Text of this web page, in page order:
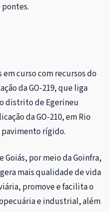
em curso com recursos do
da GO-219, que liga
distrito de Egerineu
da GO-210, em Rio
pavimento rígido.
por meio da Goinfra,
mais qualidade de vida
promove e facilita o
e industrial, além